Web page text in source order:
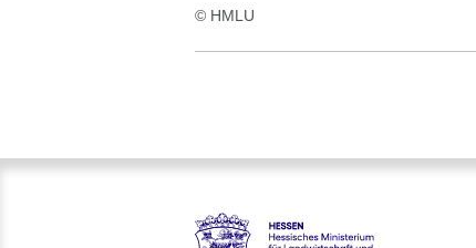
© HMLU